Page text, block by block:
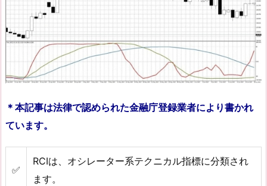
＊本記事は法律で認められた金融庁登録業者により書かれ
ています。
✅
RCIは、オシレーター系テクニカル指標に分類され
ます。